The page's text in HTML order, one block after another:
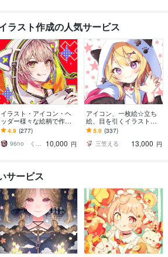
ラスト作成の人気サービス
イラスト・アイコン・ヘ
ッダー様々な絵柄で作成
します 商用可！似顔絵・
ブログ・インスタ・動画
配信サムネ等用途様々！
4.9 (277)
96no くろの
10,000 円
アイコン、一枚絵☆立ち
絵、目を引くイラスト描
きます イリアム、サム
ネ、live2D、YouTube、歌
ってみたも
5.0 (337)
三笠える
13,000 円
サービス